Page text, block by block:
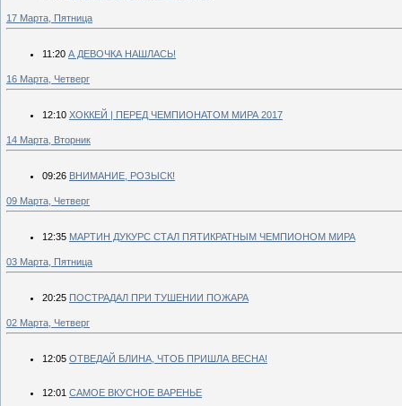
17 Марта, Пятница
11:20 А ДЕВОЧКА НАШЛАСЬ!
16 Марта, Четверг
12:10 ХОККЕЙ | ПЕРЕД ЧЕМПИОНАТОМ МИРА 2017
14 Марта, Вторник
09:26 ВНИМАНИЕ, РОЗЫСК!
09 Марта, Четверг
12:35 МАРТИН ДУКУРС СТАЛ ПЯТИКРАТНЫМ ЧЕМПИОНОМ МИРА
03 Марта, Пятница
20:25 ПОСТРАДАЛ ПРИ ТУШЕНИИ ПОЖАРА
02 Марта, Четверг
12:05 ОТВЕДАЙ БЛИНА, ЧТОБ ПРИШЛА ВЕСНА!
12:01 САМОЕ ВКУСНОЕ ВАРЕНЬЕ